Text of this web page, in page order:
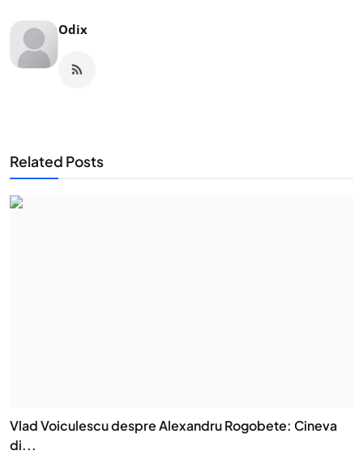
Odix
Related Posts
Vlad Voiculescu despre Alexandru Rogobete: Cineva
di...